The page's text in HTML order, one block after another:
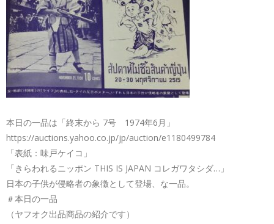
本日の一品は「終末から 7号 1974年6月」
https://auctions.yahoo.co.jp/jp/auction/e1180499784
「表紙：味戸ケイコ」
「きらわれるニッポン THIS IS JAPAN コレガワタシダ…」
日本の子供が侵略者の象徴として登場、な一品。
＃本日の一品
（ヤフオク出品商品の紹介です）